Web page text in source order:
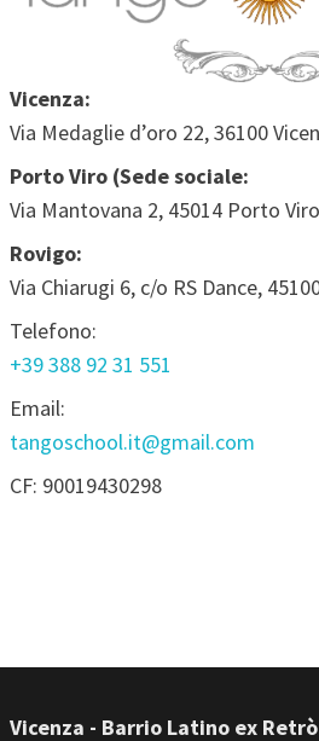
Vicenza:
Via Medaglie d’oro 22, 36100
Porto Viro (Sede sociale:
Via Mantovana 2, 45014 Porto
Rovigo:
Via Chiarugi 6, c/o RS Dance,
Telefono:
+39 388 92 31 551
Email:
tangoschool.it@gmail.com
CF: 90019430298
Vicenza - Barrio Latino ex Retrò